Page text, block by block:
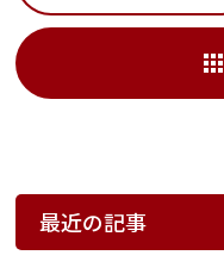
最近の記事